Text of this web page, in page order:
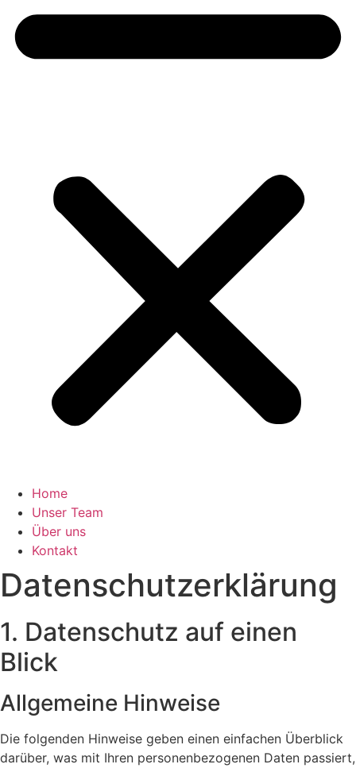
Home
Unser Team
Über uns
Kontakt
Datenschutz­erklärung
1. Datenschutz auf einen
Blick
Allgemeine Hinweise
Die folgenden Hinweise geben einen einfachen Überblick
darüber, was mit Ihren personenbezogenen Daten passiert,